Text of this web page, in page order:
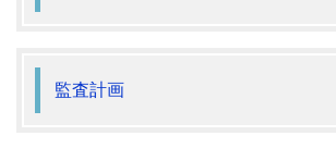
監査計画